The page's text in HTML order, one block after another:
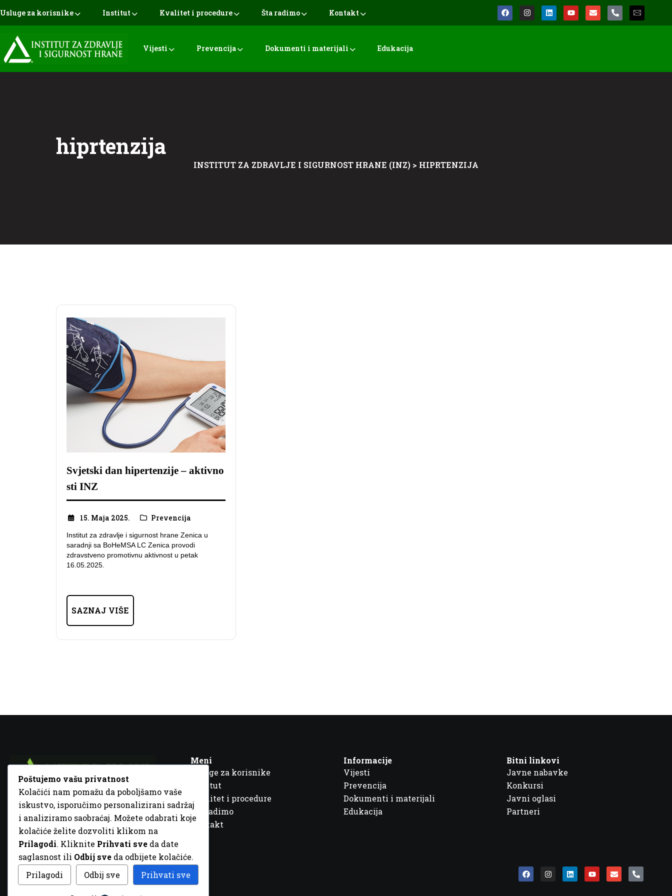
Usluge za korisnike Institut Kvalitet i procedure Šta radimo Kontakt
Vijesti Prevencija Dokumenti i materijali Edukacija
hiprtenzija
INSTITUT ZA ZDRAVLJE I SIGURNOST HRANE (INZ) > HIPRTENZIJA
Svjetski dan hipertenzije – aktivno
sti INZ
15. Maja 2025. Prevencija
Institut za zdravlje i sigurnost hrane Zenica u
saradnji sa BoHeMSA LC Zenica provodi
zdravstveno promotivnu aktivnost u petak
16.05.2025.
SAZNAJ VIŠE
Fra Ivana Jukića br. 2, 72000 Zenica, BiH
+387 32 448 001
info@inz.ba
http://www.inz.ba
Meni
Usluge za korisnike
Institut
Kvalitet i procedure
Šta radimo
Kontakt
Informacije
Vijesti
Prevencija
Dokumenti i materijali
Edukacija
Bitni linkovi
Javne nabavke
Konkursi
Javni oglasi
Partneri
© 2026 Sva prava zadržana. DizajnGordonDM
Poštujemo vašu privatnost
Kolačići nam pomažu da poboljšamo vaše
iskustvo, isporučimo personalizirani sadržaj
i analiziramo saobraćaj. Možete odabrati koje
kolačiće želite dozvoliti klikom na
Prilagodi. Kliknite Prihvati sve da date
saglasnost ili Odbij sve da odbijete kolačiće.
Prilagodi
Odbij sve Prihvati sve